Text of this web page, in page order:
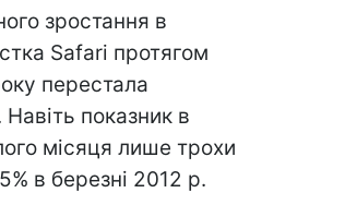
зростання в
Safari протягом
перестала
показник в
місяця лише трохи
в березні 2012 р.